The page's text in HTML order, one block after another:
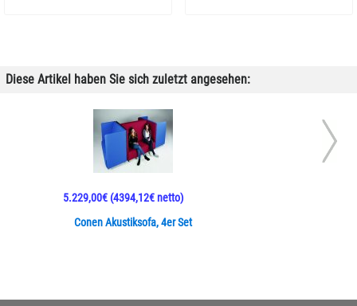
Diese Artikel haben Sie sich zuletzt angesehen:
Conen Akustiksofa, 4er Set
5.229,00€(4394,12€ netto)